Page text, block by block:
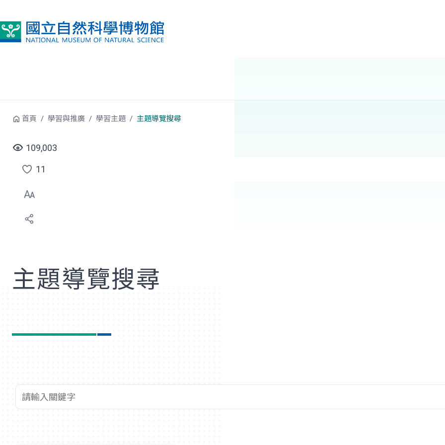
首頁 學習與推廣 學習主題 主題導覽搜尋
109,003
點
選
喜
11
主題導覽搜尋
查詢關鍵字